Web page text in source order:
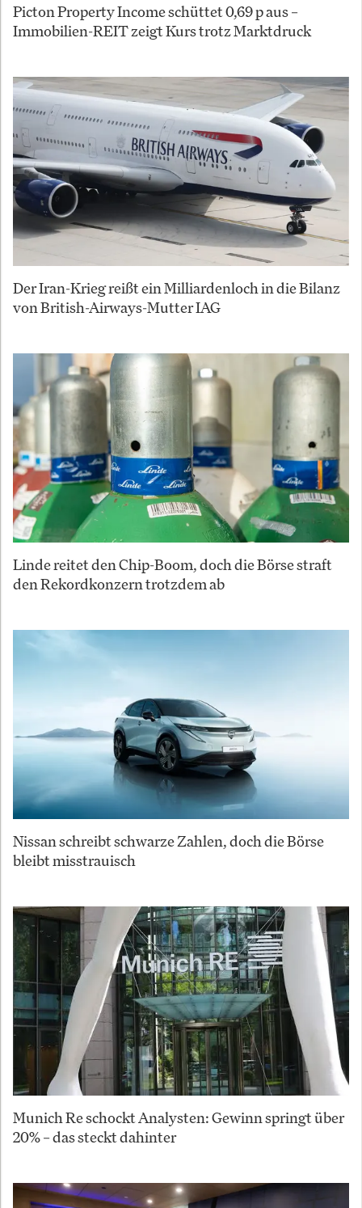
Picton Property Income schüttet 0,69 p aus –
Immobilien-REIT zeigt Kurs trotz Marktdruck
Der Iran-Krieg reißt ein Milliardenloch in die Bilanz
von British-Airways-Mutter IAG
Linde reitet den Chip-Boom, doch die Börse straft
den Rekordkonzern trotzdem ab
Nissan schreibt schwarze Zahlen, doch die Börse
bleibt misstrauisch
Munich Re schockt Analysten: Gewinn springt über
20% – das steckt dahinter